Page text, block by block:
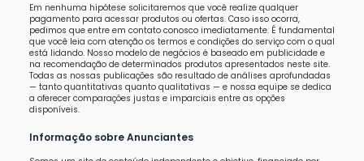
Em nenhuma hipótese solicitaremos que você realize qualquer
pagamento para acessar produtos ou ofertas. Caso isso ocorra,
pedimos que entre em contato conosco imediatamente. É fundamental
que você leia com atenção os termos e condições do serviço com o qual
está lidando. Nosso modelo de negócios é baseado em publicidade e
na recomendação de determinados produtos apresentados neste site.
Todas as nossas publicações são resultado de análises aprofundadas
— tanto quantitativas quanto qualitativas — e nossa equipe se dedica
a oferecer comparações justas e imparciais entre as opções
disponíveis.
Informação sobre Anunciantes